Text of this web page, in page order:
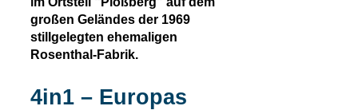
großen Geländes der 1969
stillgelegten ehemaligen
Rosenthal-Fabrik.
4in1 – Europas